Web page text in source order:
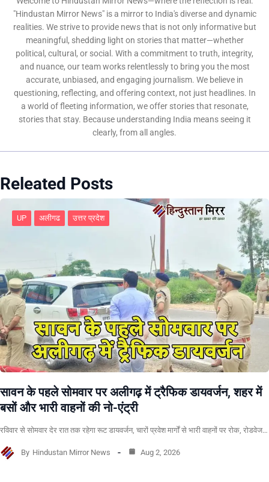
"Hindustan Mirror News" is a mirror to India's diverse and dynamic
realities. We strive to provide news that is not only informative but
meaningful, shedding light on stories that matter—whether
political, cultural, or social. With a commitment to truth, integrity,
and nuance, our team works relentlessly to bring you the most
accurate, unbiased, and engaging journalism. We believe in
questioning, reflecting, and offering context, not just headlines. In
a world of fleeting information, we offer stories that resonate,
stories that stay. Because understanding India means seeing it
clearly, from all angles.
Releated Posts
UP अलीगढ उत्तर प्रदेश
सावन के पहले सोमवार पर अलीगढ़ में ट्रैफिक डायवर्जन, शहर में
बसों और भारी वाहनों की नो-एंट्री
रविवार से सोमवार देर रात तक रहेगा रूट डायवर्जन, चारों प्रवेश मार्गों से भारी वाहनों पर रोक, रोडवेज…
By Hindustan Mirror News Aug 2, 2026